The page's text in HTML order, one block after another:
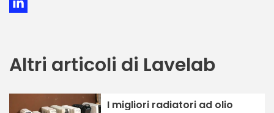
Altri articoli di Lavelab
I migliori radiatori ad olio